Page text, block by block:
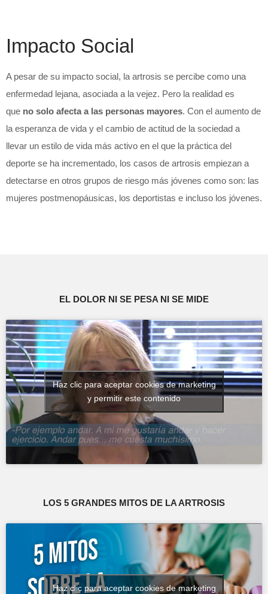
Impacto Social
A pesar de su impacto social, la artrosis se percibe como una
enfermedad lejana, asociada a la vejez. Pero la realidad es
que no solo afecta a las personas mayores. Con el aumento de
la esperanza de vida y el cambio de actitud de la sociedad a
llevar un estilo de vida más activo en el que la práctica del
deporte se ha incrementado, los casos de artrosis empiezan a
detectarse en otros grupos de riesgo más jóvenes como son: las
mujeres postmenopáusicas, los deportistas e incluso los jóvenes.
EL DOLOR NI SE PESA NI SE MIDE
Haz clic para aceptar cookies de marketing
y permitir este contenido
LOS 5 GRANDES MITOS DE LA ARTROSIS
Haz clic para aceptar cookies de marketing